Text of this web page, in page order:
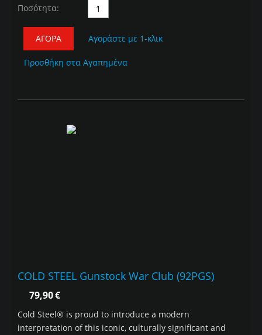
Ποσότητα:
ΑΓΟΡΆ Αγοράστε με 1-κλικ
Προσθήκη στα Αγαπημένα
COLD STEEL Gunstock War Club (92PGS)
79,90€
Cold Steel® is proud to introduce a modern
interpretation of this iconic, culturally significant and